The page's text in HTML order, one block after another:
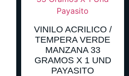
VINILO ACRILICO /
TEMPERA VERDE
MANZANA 33
GRAMOS X 1 UND
PAYASITO